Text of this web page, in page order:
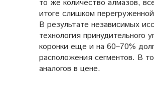
то же количество алмазов,
итоге слишком
В результате независимых
технология
коронки еще и на 60–70%
расположения сегментов. В
аналогов в цене.